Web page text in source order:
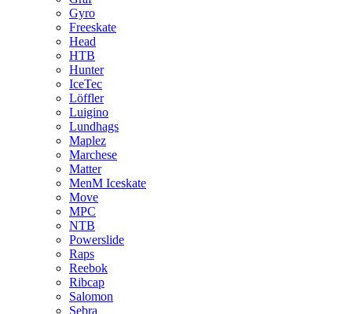
Gyro
Freeskate
Head
HTB
Hunter
IceTec
Löffler
Luigino
Lundhags
Maplez
Marchese
Matter
MenM Iceskate
Move
MPC
NTB
Powerslide
Raps
Reebok
Ribcap
Salomon
Sebra